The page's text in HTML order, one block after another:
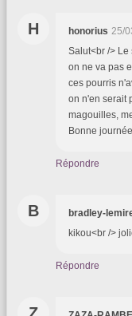
H honorius 25/
Salut<br />
on ne va pas
ces pourris
on n'en serait
magouilles,
Bonne
Répondre
B bradley-
kikou<br />
Répondre